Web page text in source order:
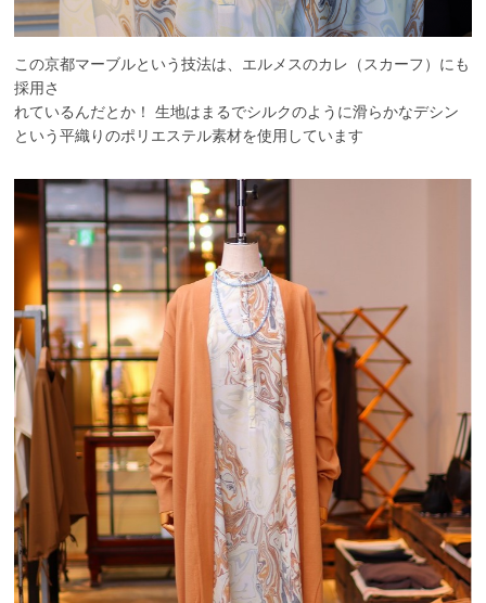
この京都マーブルという技法は、エルメスのカレ（スカーフ）にも
採用さ
れているんだとか！ 生地はまるでシルクのように滑らかなデシン
という平織りのポリエステル素材を使用しています